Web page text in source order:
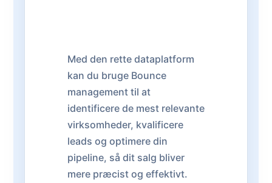
Med den rette dataplatform
kan du bruge Bounce
management til at
identificere de mest relevante
virksomheder, kvalificere
leads og optimere din
pipeline, så dit salg bliver
mere præcist og effektivt.